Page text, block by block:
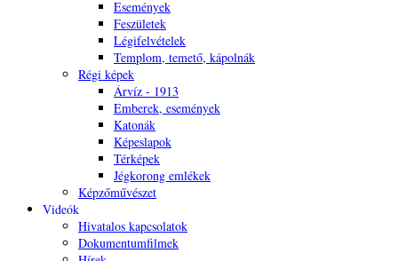
Események
Feszületek
Légifelvételek
Templom, temető, kápolnák
Régi képek
Árvíz - 1913
Emberek, események
Katonák
Képeslapok
Térképek
Jégkorong emlékek
Képzőművészet
Videók
Hivatalos kapcsolatok
Dokumentumfilmek